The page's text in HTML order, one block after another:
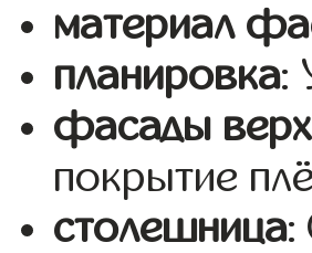
материал
планировка:
фасады
покрытие
столешница: